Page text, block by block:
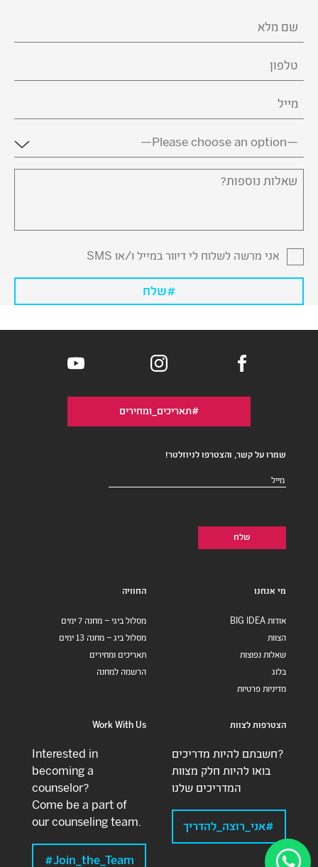
השם
שלך
טלפון
דואר
אלקטרוני
מדינה
(חובה)
שאלות
אני מרשה לשלוח לי דיוור במייל ו/או SMS
#תאריכים_ומחירים
שמרו על קשר, והצטרפו לניוזלטר!
דואר
מי אנחנו
אודות BIG IDEA
הצוות
שאלות נפוצות
בלוג
מדיניות פרטיות
החוויה
מסלול ביגי – מחנה 7 ימים
מסלול ביג – מחנה 13 ימים
תאריכים ומחירים
הרשמה למחנה
הצטרפות לצוות
חשבתם להיות מדריכים?
בואו להיות חלק מצוות
המדריכים שלנו
#אני_רוצה_להדריך
Work With Us
Interested in
becoming a
counselor?
Come be a part of
our counseling team.
Join_the_Team#